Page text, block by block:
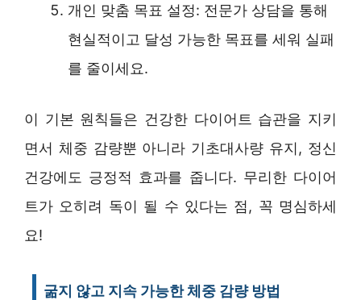
개인 맞춤 목표 설정: 전문가 상담을 통해
현실적이고 달성 가능한 목표를 세워 실패
를 줄이세요.
이 기본 원칙들은 건강한 다이어트 습관을 지키
면서 체중 감량뿐 아니라 기초대사량 유지, 정신
건강에도 긍정적 효과를 줍니다. 무리한 다이어
트가 오히려 독이 될 수 있다는 점, 꼭 명심하세
요!
굶지 않고 지속 가능한 체중 감량 방법